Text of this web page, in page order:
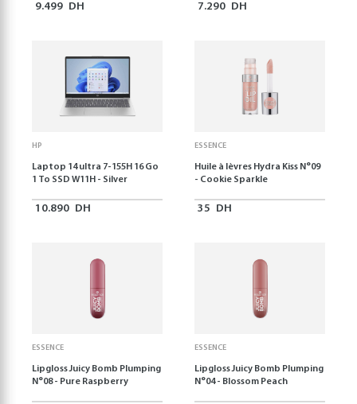
9.499 DH 7.290 DH
HP
Laptop 14 ultra 7-155H 16 Go
1 To SSD W11H - Silver
10.890 DH
ESSENCE
Huile à lèvres Hydra Kiss N°09
- Cookie Sparkle
35 DH
ESSENCE
Lipgloss Juicy Bomb Plumping
N°08 - Pure Raspberry
ESSENCE
Lipgloss Juicy Bomb Plumping
N°04 - Blossom Peach